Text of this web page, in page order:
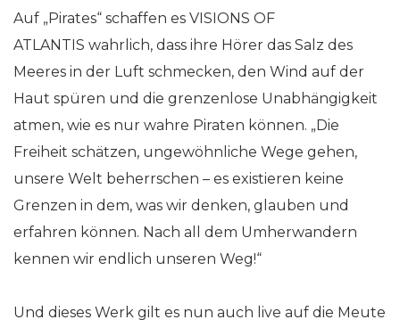
Auf „Pirates“ schaffen es VISIONS OF
ATLANTIS wahrlich, dass ihre Hörer das Salz des
Meeres in der Luft schmecken, den Wind auf der
Haut spüren und die grenzenlose Unabhängigkeit
atmen, wie es nur wahre Piraten können. „Die
Freiheit schätzen, ungewöhnliche Wege gehen,
unsere Welt beherrschen – es existieren keine
Grenzen in dem, was wir denken, glauben und
erfahren können. Nach all dem Umherwandern
kennen wir endlich unseren Weg!“
Und dieses Werk gilt es nun auch live auf die Meute